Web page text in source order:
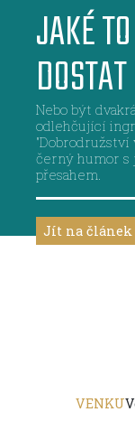
JAKÉ
Nebo být
odlehčující
"Dobrodružství
černý humor
přesahem.
Jít na článek
VENKU